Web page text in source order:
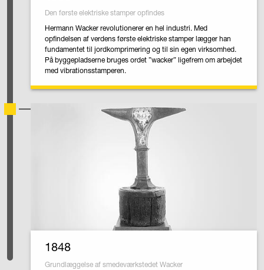
Den første elektriske stamper opfindes
Hermann Wacker revolutionerer en hel industri. Med
opfindelsen af verdens første elektriske stamper lægger han
fundamentet til jordkomprimering og til sin egen virksomhed.
På byggepladserne bruges ordet ”wacker” ligefrem om arbejdet
med vibrationsstamperen.
1848
Grundlæggelse af smedeværkstedet Wacker